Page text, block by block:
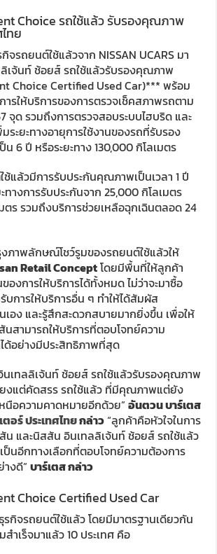
Choice รถใช้แล้ว รับรองคุณภาพ
ทย
จรถยนต์ใช้แล้วจาก NISSAN UCARS มา
เจ้นท์ ช้อยส์ รถใช้แล้วรับรองคุณภาพ
Choice Certified Used Car)*** พร้อม
รให้บริการของการตรวจเช็คสภาพรถตาม
จุด รวมถึงการตรวจสอบระบบไฮบริด และ
ระยะทางอายุการใช้งานของรถที่รับรอง
6 ปี หรือระยะทาง 130,000 กิโลเมตร
แล้วมีการรับประกันคุณภาพเป็นเวลา 1 ปี
ทางการรับประกันจาก 25,000 กิโลเมตร
ตร รวมถึงบริการช่วยเหลือฉุกเฉินตลอด 24
ภาพลักษณ์โชว์รูมของรถยนต์ใช้แล้วให้
Retail Conceptโดยมีพื้นที่ให้ลูกค้า
องการให้บริการได้ทั้งหมด ไม่ว่าจะมาซื้อ
บการให้บริการอื่น ๆ ทำให้ได้สัมผัส
เอง และรู้สึกสะดวกสบายมากยิ่งขึ้น เพื่อให้
สามารถให้บริการที่ตอบโจทย์ความ
ด้อย่างมีประสิทธิภาพที่สุด
นเทลลิเจ้นท์ ช้อยส์ รถใช้แล้วรับรองคุณภาพ
ยงแต่คัดสรร รถใช้แล้ว ที่มีคุณภาพแต่ยัง
นือความคาดหมายอีกด้วย”อันตวน บาร์เตส
อร์ ประเทศไทยกล่าว“ลูกค้าคือหัวใจในการ
น และนิสสัน อินเทลลิเจ้นท์ ช้อยส์ รถใช้แล้ว
นอีกทางเลือกที่ตอบโจทย์ความต้องการ
างดี”บาร์เตส กล่าว
Choice Certified Used Car
รกิจรถยนต์ใช้แล้ว โดยมีมาตรฐานเดียวกัน
ำเร็จมาแล้ว 10 ประเทศ คือ